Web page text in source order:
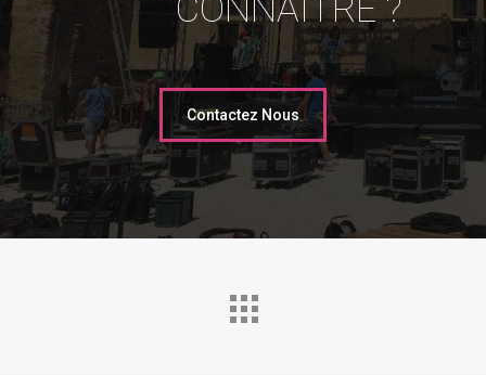
Contactez Nous